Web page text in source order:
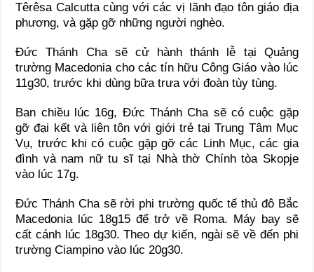
Têrêsa Calcutta cùng với các vị lãnh đạo tôn giáo địa
phương, và gặp gỡ những người nghèo.
Đức Thánh Cha sẽ cử hành thánh lễ tại Quảng
trường Macedonia cho các tín hữu Công Giáo vào lúc
11g30, trước khi dùng bữa trưa với đoàn tùy tùng.
Ban chiều lúc 16g, Ðức Thánh Cha sẽ có cuộc gặp
gỡ đại kết và liên tôn với giới trẻ tại Trung Tâm Mục
Vụ, trước khi có cuộc gặp gỡ các Linh Mục, các gia
đình và nam nữ tu sĩ tại Nhà thờ Chính tòa Skopje
vào lúc 17g.
Ðức Thánh Cha sẽ rời phi trường quốc tế thủ đô Bắc
Macedonia lúc 18g15 để trở về Roma. Máy bay sẽ
cất cánh lúc 18g30. Theo dự kiến, ngài sẽ về đến phi
trường Ciampino vào lúc 20g30.